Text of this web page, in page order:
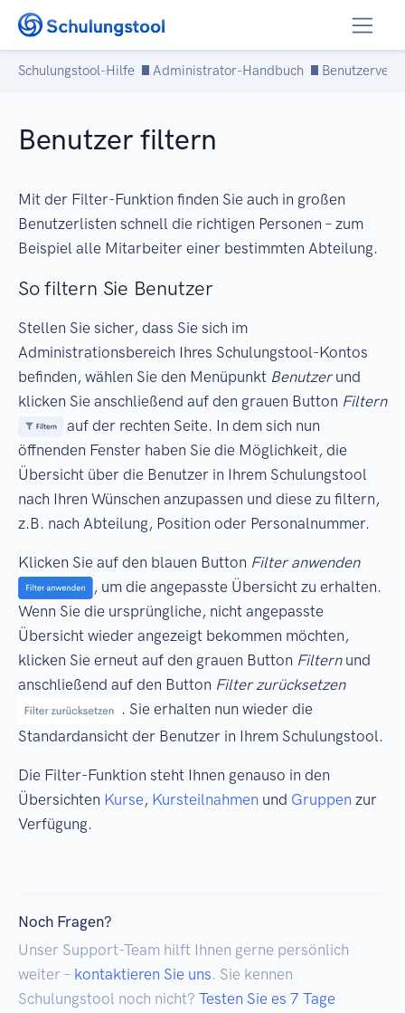
Zum Inhalt springen
Schulungstool-Hilfe Administrator-Handbuch
Benutzer filtern
Mit der Filter-Funktion finden Sie auch in großen
Benutzerlisten schnell die richtigen Personen – zum
Beispiel alle Mitarbeiter einer bestimmten Abteilung.
So filtern Sie Benutzer
Stellen Sie sicher, dass Sie sich im
Administrationsbereich Ihres Schulungstool-Kontos
befinden, wählen Sie den Menüpunkt Benutzerund
klicken Sie anschließend auf den grauen Button Filtern
auf der rechten Seite. In dem sich nun
öffnenden Fenster haben Sie die Möglichkeit, die
Übersicht über die Benutzer in Ihrem Schulungstool
nach Ihren Wünschen anzupassen und diese zu filtern,
z.B. nach Abteilung, Position oder Personalnummer.
Klicken Sie auf den blauen Button Filter anwenden
, um die angepasste Übersicht zu erhalten.
Wenn Sie die ursprüngliche, nicht angepasste
Übersicht wieder angezeigt bekommen möchten,
klicken Sie erneut auf den grauen Button Filternund
anschließend auf den Button Filter zurücksetzen
. Sie erhalten nun wieder die
Standardansicht der Benutzer in Ihrem Schulungstool.
Die Filter-Funktion steht Ihnen genauso in den
Übersichten Kurse, Kursteilnahmen und Gruppen zur
Verfügung.
Noch Fragen?
Unser Support-Team hilft Ihnen gerne persönlich
weiter – kontaktieren Sie uns. Sie kennen
Schulungstool noch nicht? Testen Sie es 7 Tage